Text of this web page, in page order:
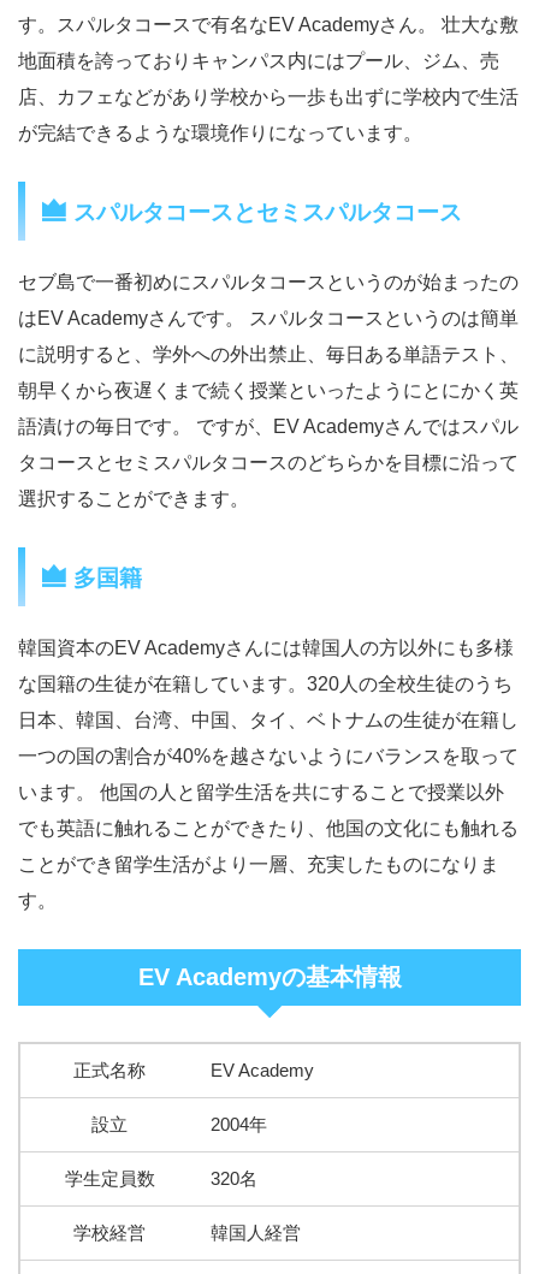
す。スパルタコースで有名なEV Academyさん。 壮大な敷
地面積を誇っておりキャンパス内にはプール、ジム、売
店、カフェなどがあり学校から一歩も出ずに学校内で生活
が完結できるような環境作りになっています。
スパルタコースとセミスパルタコース
セブ島で一番初めにスパルタコースというのが始まったの
はEV Academyさんです。 スパルタコースというのは簡単
に説明すると、学外への外出禁止、毎日ある単語テスト、
朝早くから夜遅くまで続く授業といったようにとにかく英
語漬けの毎日です。 ですが、EV Academyさんではスパル
タコースとセミスパルタコースのどちらかを目標に沿って
選択することができます。
多国籍
韓国資本のEV Academyさんには韓国人の方以外にも多様
な国籍の生徒が在籍しています。320人の全校生徒のうち
日本、韓国、台湾、中国、タイ、ベトナムの生徒が在籍し
一つの国の割合が40%を越さないようにバランスを取って
います。 他国の人と留学生活を共にすることで授業以外
でも英語に触れることができたり、他国の文化にも触れる
ことができ留学生活がより一層、充実したものになりま
す。
EV Academyの基本情報
正式名称 EV Academy
設立 2004年
学生定員数 320名
学校経営 韓国人経営